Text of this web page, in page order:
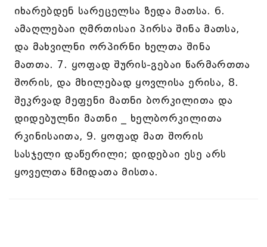
იხარებდენ სარეცელსა ზედა მათსა. 6.
ამაღლებაი ღმრთისაი პირსა შინა მათსა,
და მახვილნი ორპირნი ხელთა შინა
მათთა. 7. ყოფად შურის-გებაი წარმართთა
შორის, და მხილებად ყოვლისა ერისა, 8.
შეკრვად მეფენი მათნი ბორკილითა და
დიდებულნი მათნი _ ხელბორკილითა
რკინისაითა, 9. ყოფად მათ შორის
სასჯელი დაწერილი; დიდებაი ესე არს
ყოველთა წმიდათა მისთა.